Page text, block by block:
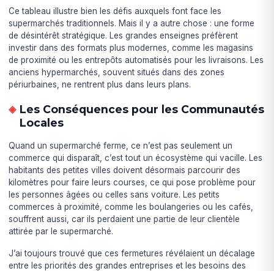
Ce tableau illustre bien les défis auxquels font face les
supermarchés traditionnels. Mais il y a autre chose : une forme
de désintérêt stratégique. Les grandes enseignes préfèrent
investir dans des formats plus modernes, comme les magasins
de proximité ou les entrepôts automatisés pour les livraisons. Les
anciens hypermarchés, souvent situés dans des zones
périurbaines, ne rentrent plus dans leurs plans.
Les Conséquences pour les Communautés
Locales
Quand un supermarché ferme, ce n’est pas seulement un
commerce qui disparaît, c’est tout un écosystème qui vacille. Les
habitants des petites villes doivent désormais parcourir des
kilomètres pour faire leurs courses, ce qui pose problème pour
les personnes âgées ou celles sans voiture. Les petits
commerces à proximité, comme les boulangeries ou les cafés,
souffrent aussi, car ils perdaient une partie de leur clientèle
attirée par le supermarché.
J’ai toujours trouvé que ces fermetures révélaient un décalage
entre les priorités des grandes entreprises et les besoins des